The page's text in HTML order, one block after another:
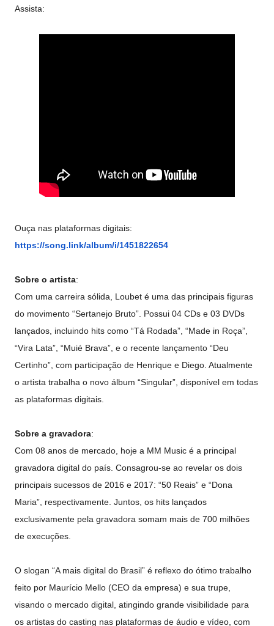
Assista:
Ouça nas plataformas digitais:
https://song.link/album/i/1451822654
Sobre o artista:
Com uma carreira sólida, Loubet é uma das principais figuras
do movimento “Sertanejo Bruto”. Possui 04 CDs e 03 DVDs
lançados, incluindo hits como “Tá Rodada”, “Made in Roça”,
“Vira Lata”, “Muié Brava”, e o recente lançamento “Deu
Certinho”, com participação de Henrique e Diego. Atualmente
o artista trabalha o novo álbum “Singular”, disponível em todas
as plataformas digitais.
Sobre a gravadora:
Com 08 anos de mercado, hoje a MM Music é a principal
gravadora digital do país. Consagrou-se ao revelar os dois
principais sucessos de 2016 e 2017: “50 Reais” e “Dona
Maria”, respectivamente. Juntos, os hits lançados
exclusivamente pela gravadora somam mais de 700 milhões
de execuções.
O slogan “A mais digital do Brasil” é reflexo do ótimo trabalho
feito por Maurício Mello (CEO da empresa) e sua trupe,
visando o mercado digital, atingindo grande visibilidade para
os artistas do casting nas plataformas de áudio e vídeo, com